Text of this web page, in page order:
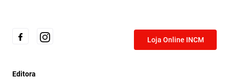
Loja Online INCM
Editora